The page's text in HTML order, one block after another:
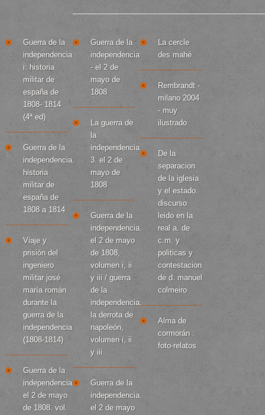
Libros frescos
Guerra de la
independencia
i: historia
militar de
españa de
1808- 1814
(4ª ed)
Guerra de la
independencia.
historia
militar de
españa de
1808 a 1814
Viaje y
prisión del
ingeniero
militar josé
maría román
durante la
guerra de la
independencia
(1808-1814)
Guerra de la
independencia.
el 2 de mayo
de 1808. vol.
Guerra de la
independencia
- el 2 de
mayo de
1808
La guerra de
la
independencia
3. el 2 de
mayo de
1808
Guerra de la
independencia.
el 2 de mayo
de 1808,
volumen i, ii
y iii / guerra
de la
independencia.
la derrota de
napoleón,
volumen i, ii
y iii
Guerra de la
independencia.
el 2 de mayo
La cercle
des mahé
Rembrandt -
milano 2004
- muy
ilustrado
De la
separacion
de la iglesia
y el estado.
discurso
leido en la
real a. de
c.m. y
politicas y
contestacion
de d. manuel
colmeiro
Alma de
cormorán :
foto-relatos